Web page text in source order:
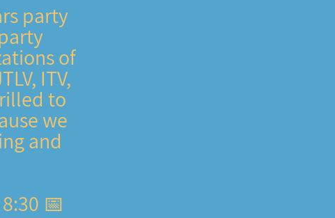
party
of
ITV,
to
we
and